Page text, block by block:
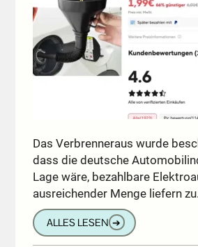
Das Verbrenneraus wurde
dass die deutsche
Lage wäre, bezahlbare
ausreichender Menge liefern
ALLES LESEN ➔